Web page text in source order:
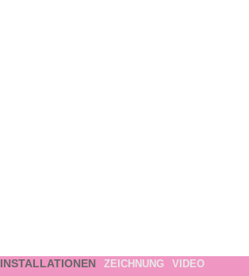
INSTALLATIONEN ZEICHNUNG VIDEO